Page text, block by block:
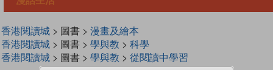
香港閱讀城> 圖書 > 漫畫及繪本
香港閱讀城> 圖書 > 學與教 > 科學
香港閱讀城> 圖書 > 學與教 > 從閱讀中學習